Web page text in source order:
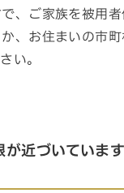
、ご家族を被用
、お住まいの市
い。
近づいていま